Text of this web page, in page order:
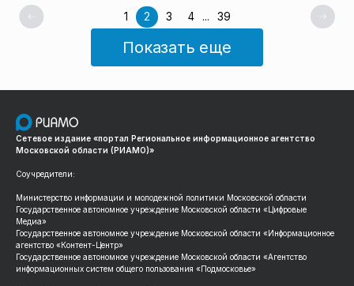
России по Московской области.
1 2 3 4 ... 39
Показать еще
Сетевое издание «портал Региональное информационное агентство
Московской области (РИАМО)»
Соучредители:
Министерство информации и молодежной политики Московской области
Государственное автономное учреждение Московской области «Цифровые
Медиа»
Государственное автономное учреждение Московской области «Информационное
агентство «Контент-Центр»
Государственное автономное учреждение Московской области «Агентство
информационных систем общего пользования «Подмосковье»